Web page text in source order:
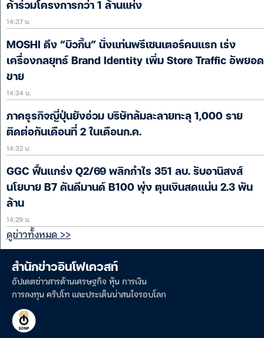
ค้าร่วมโครงการกว่า 1 ล้านแห่ง
14:37 น.
MOSHI ดึง “บิวกิ้น” นั่งแท่นพรีเซนเตอร์คนแรก เร่ง
เครื่องกลยุทธ์ Brand Identity เพิ่ม Store Traffic อัพยอด
ขาย
14:34 น.
ภาคธุรกิจญี่ปุ่นยังอ่วม บริษัทล้มละลายทะลุ 1,000 ราย
ติดต่อกันเดือนที่ 2 ในเดือนก.ค.
14:32 น.
GGC ฟื้นแกร่ง Q2/69 พลิกกำไร 351 ลบ. รับอานิสงส์
นโยบาย B7 ดันดีมานด์ B100 พุ่ง ตุนเงินสดแน่น 2.3 พัน
ล้าน
14:29 น.
ดูข่าวทั้งหมด >>
สำนักข่าวอินโฟเควสท์
อัปเดตข่าวสารด้านเศรษฐกิจ หุ้น การเงิน
การลงทุน คริปโท และประเด็นน่าสนใจรอบโลก